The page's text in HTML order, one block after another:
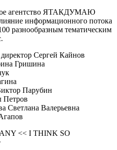
агентство ЯТАКДУМАЮ
информационного потока
разнообразным тематическим
Сергей Кайнов
Гришина
Парубин
Петров
Светлана Валерьевна
<< I THINK SO